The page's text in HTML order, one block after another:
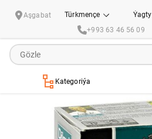
Aşgabat Türkmençe
Ýagty
+993 63 46 56 09
Kategoriýa